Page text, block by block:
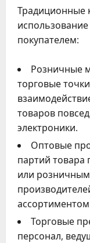
Традиционные
использование
покупателем:
Розничные
торговые
товаров
электроники.
Оптовые
партий
или
Торговые
персонал,